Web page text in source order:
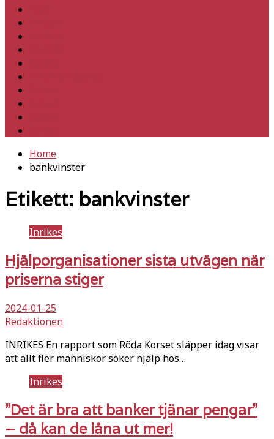
Home
bankvinster
Etikett: bankvinster
Inrikes
Hjälporganisationer sista utvägen när
priserna stiger
2024-01-25
Redaktionen
INRIKES En rapport som Röda Korset släpper idag visar
att allt fler människor söker hjälp hos…
Inrikes
”Det är bra att banker tjänar pengar”
– då kan de låna ut mer!